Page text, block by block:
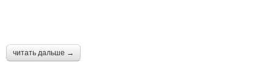
читать дальше →